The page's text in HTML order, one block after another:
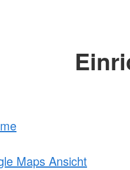
Maps Ansicht